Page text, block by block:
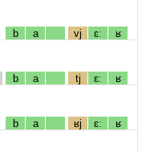
b a vj ɛː ʁ
b a tj ɛː ʁ
b a ʁj ɛː ʁ